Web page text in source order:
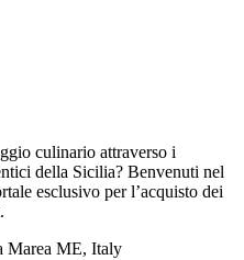
culinario attraverso i
della Sicilia? Benvenuti nel
esclusivo per l’acquisto dei
Marea ME, Italy